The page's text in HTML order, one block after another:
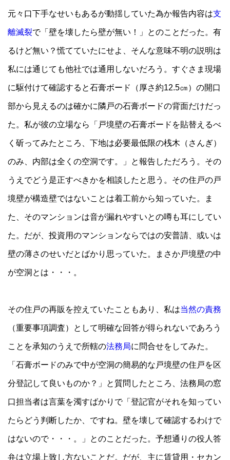
元々口下手なせいもあるが動揺していた為か報告内容は支
離滅裂で「壁を壊したら壁が無い！」とのことだった。有
るけど無い？慌てていたにせよ、そんな意味不明の説明は
私には通じても他社では通用しないだろう。すぐさま現場
に駆付けて確認すると石膏ボード（厚さ約12.5㎝）の開口
部から見えるのは確かに隣戸の石膏ボードの背面だけだっ
た。私が彼の立場なら「戸境壁の石膏ボードを貼替えるべ
く斫ってみたところ、下地は必要最低限の桟木（さんぎ）
のみ、内部は全くの空洞です。」と報告しただろう。その
うえでどう是正すべきかを相談したと思う。その住戸の戸
境壁が構造壁ではないことは着工前から知っていた。ま
た、そのマンションは音が漏れやすいとの噂も耳にしてい
た。だが、投資用のマンションならではの安普請、或いは
壁の薄さのせいだとばかり思っていた。まさか戸境壁の中
が空洞とは・・・。
その住戸の再販を控えていたこともあり、私は当然の責務
（重要事項調査）として明確な回答が得られないであろう
ことを承知のうえで所轄の法務局に問合せをしてみた。
「石膏ボードのみで中が空洞の簡易的な戸境壁の住戸を区
分登記して良いものか？」と質問したところ、法務局の窓
口担当者は言葉を濁すばかりで「登記官がそれを知ってい
たらどう判断したか、ですね。壁を壊して確認するわけで
はないので・・・。」とのことだった。予想通りの役人答
弁は立場上致し方ないことだ。だが、主に賃貸用・セカン